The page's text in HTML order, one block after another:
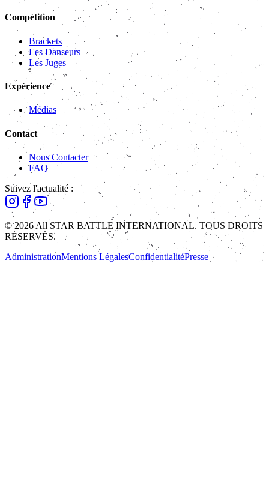
Compétition
Brackets
Les Danseurs
Les Juges
Expérience
Médias
Contact
Nous Contacter
FAQ
Suivez l'actualité :
© 2026 All STAR BATTLE INTERNATIONAL. TOUS DROITS
RÉSERVÉS.
AdministrationMentions LégalesConfidentialitéPresse